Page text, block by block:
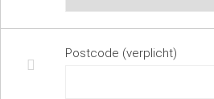
Postcode (verplicht)